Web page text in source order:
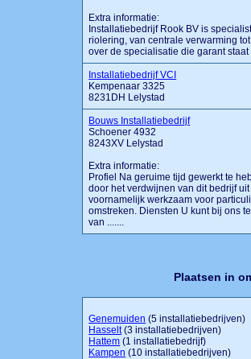
Extra informatie:
Installatiebedrijf Rook BV is
riolering, van centrale verwarming
over de specialisatie die garant
Installatiebedrijf VCI
Kempenaar 3325
8231DH Lelystad
Bouws Installatiebedrijf
Schoener 4932
8243XV Lelystad
Extra informatie:
Profiel Na geruime tijd gewerkt te
door het verdwijnen van dit bedrijf
voornamelijk werkzaam voor
omstreken. Diensten U kunt bij ons
van .......
Plaatsen in
Genemuiden (5 installatiebedrijven)
Hasselt(3 installatiebedrijven)
Hattem (1 installatiebedrijf)
Kampen (10 installatiebedrijven)